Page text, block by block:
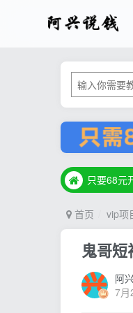
只要68元
只要68元
只要68元
首页 vip项
鬼哥
阿
7月